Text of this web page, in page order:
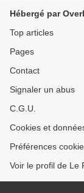
Hébergé par
Top articles
Pages
Contact
Signaler un abus
C.G.U.
Cookies et
Préférences
Voir le profil de Le